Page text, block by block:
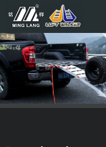
HOGAR
COMPAÑÍA
PRODUCTOS
VIDEO